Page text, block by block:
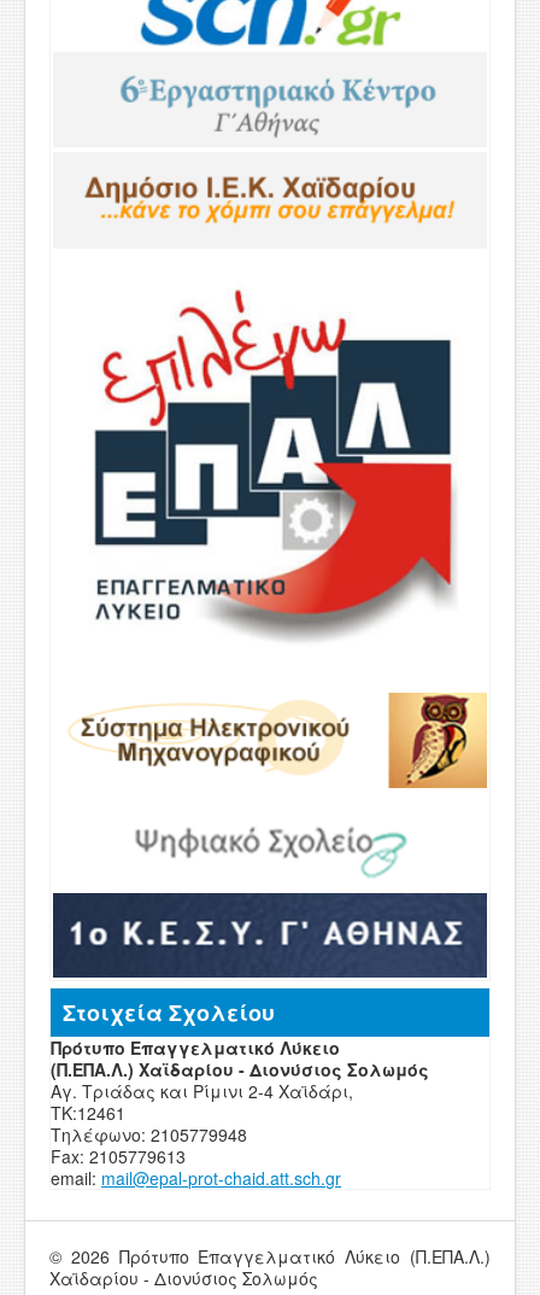
Στοιχεία Σχολείου
Πρότυπο Επαγγελματικό Λύκειο
(Π.ΕΠΑ.Λ.) Χαϊδαρίου - Διονύσιος Σολωμός
Αγ. Τριάδας και Ρίμινι 2-4 Χαϊδάρι,
ΤΚ:12461
Τηλέφωνο: 2105779948
Fax: 2105779613
email: mail@epal-prot-chaid.att.sch.gr
© 2026 Πρότυπο Επαγγελματικό Λύκειο (Π.ΕΠΑ.Λ.)
Χαϊδαρίου - Διονύσιος Σολωμός